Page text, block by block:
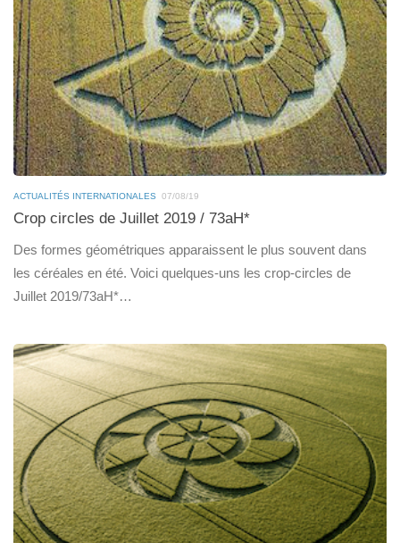
ACTUALITÉS INTERNATIONALES 07/08/19
Crop circles de Juillet 2019 / 73aH*
Des formes géométriques apparaissent le plus souvent dans
les céréales en été. Voici quelques-uns les crop-circles de
Juillet 2019/73aH*…